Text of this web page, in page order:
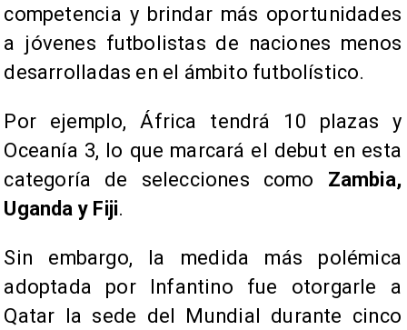
competencia y brindar más oportunidades
a jóvenes futbolistas de naciones menos
desarrolladas en el ámbito futbolístico.
Por ejemplo, África tendrá 10 plazas y
Oceanía 3, lo que marcará el debut en esta
categoría de selecciones como Zambia,
Uganda y Fiji.
Sin embargo, la medida más polémica
adoptada por Infantino fue otorgarle a
Qatar la sede del Mundial durante cinco